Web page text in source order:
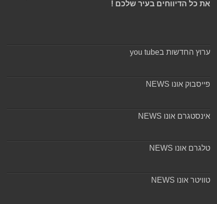
את כל הדיווחים בעיר שלכם !
ערוץ החדשות בyou tube
פייסבוק אונו NEWS
אינסטגרם אונו NEWS
טלגרם אונו NEWS
טוויטר אונו NEWS